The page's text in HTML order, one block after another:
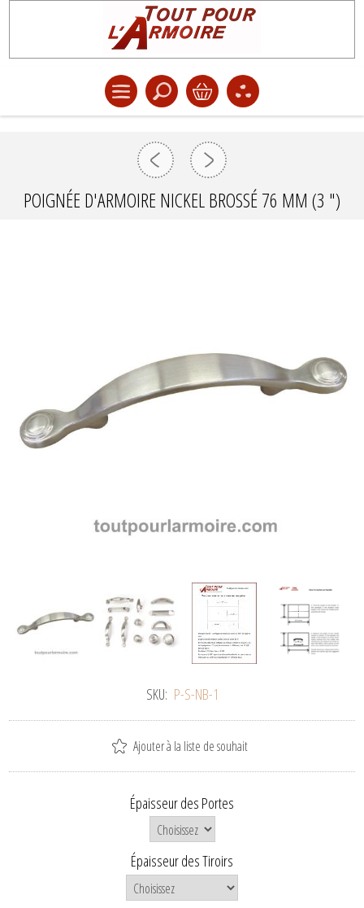
POIGNÉE D'ARMOIRE NICKEL BROSSÉ 76 MM (3 ")
SKU: P-S-NB-1
Ajouter à la liste de souhait
Épaisseur des Portes
Épaisseur des Tiroirs